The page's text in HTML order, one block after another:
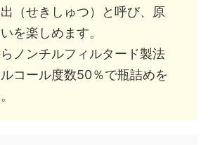
（せきしゅつ）と呼び、原
を楽しめます。
ノンチルフィルタード製法
コール度数50％で瓶詰めを